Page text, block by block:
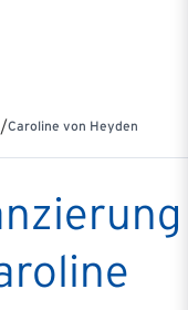
/Caroline von Heyden